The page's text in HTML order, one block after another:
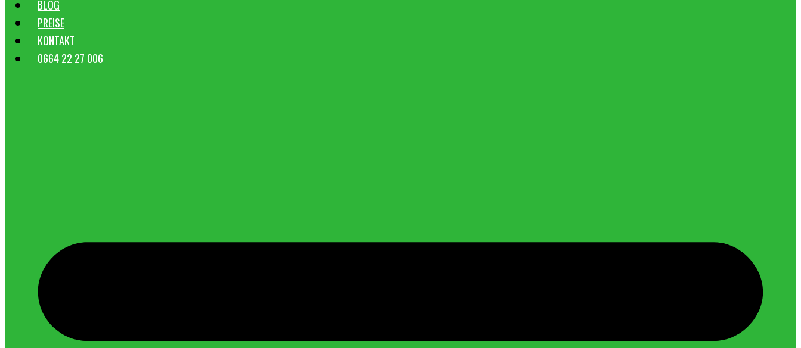
BLOG
PREISE
KONTAKT
0664 22 27 006